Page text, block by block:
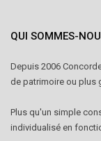
QUI SOMMES-
Depuis 2006
de patrimoire ou plus
Plus qu'un simple
individualisé en